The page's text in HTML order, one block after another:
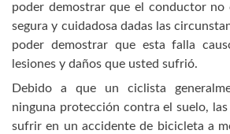
poder demostrar que el conductor no
segura y cuidadosa dadas las
poder demostrar que esta falla
lesiones y daños que usted sufrió.
Debido a que un ciclista
ninguna protección contra el suelo, las
sufrir en un accidente de bicicleta a